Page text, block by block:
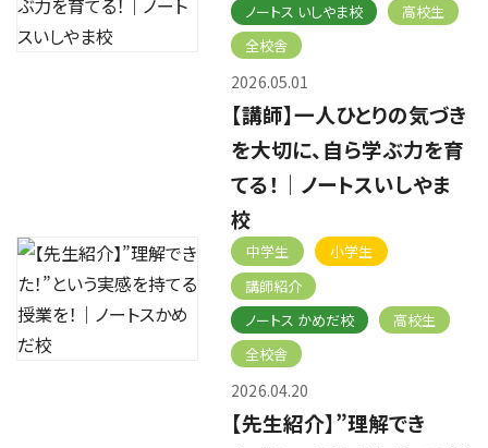
ノートス いしやま校
高校生
全校舎
2026.05.01
【講師】一人ひとりの気づき
を大切に、自ら学ぶ力を育
てる！｜ノートスいしやま
校
中学生
小学生
講師紹介
ノートス かめだ校
高校生
全校舎
2026.04.20
【先生紹介】”理解でき